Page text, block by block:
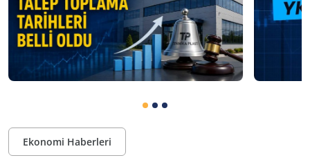
Ekonomi Haberleri